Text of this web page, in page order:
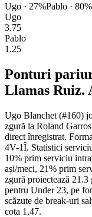
Ugo · 27%Pablo · 80%
Ugo
3.75
Pablo
1.25
Ponturi
Llamas Ruiz.
Ugo Blanchet (#160)
zgură la Roland
direct înregistrat.
4V-1Î. Statistici
10% prim serviciu
ași/meci, 21% prim
zgură proiectează
pentru Under 23, pe
scăzute de break-uri
cota 1,47.